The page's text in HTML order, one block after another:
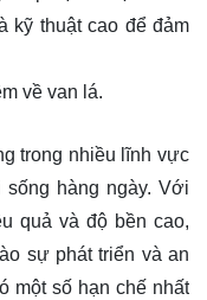
kỹ thuật cao để đảm
về van lá.
trong nhiều lĩnh vực
hàng ngày. Với
quả và độ bền cao,
sự phát triển và an
một số hạn chế nhất